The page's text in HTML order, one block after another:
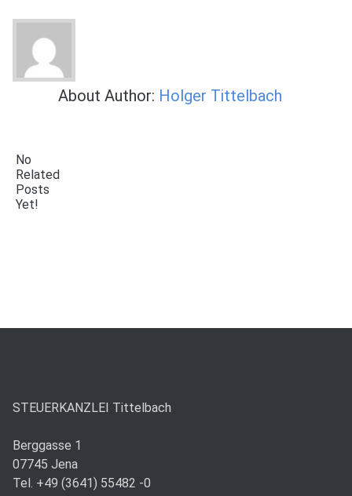
About Author: Holger Tittelbach
No
Related
Posts
Yet!
STEUERKANZLEI Tittelbach
Berggasse 1
07745 Jena
Tel. +49 (3641) 55482 -0